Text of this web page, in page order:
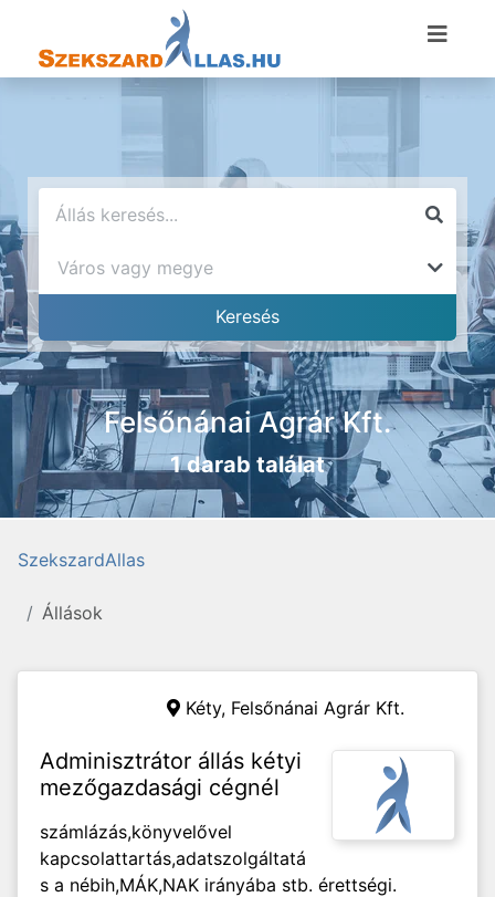
Felsőnánai Agrár Kft.
1 darab találat
SzekszardAllas
Állások
Kéty, Felsőnánai Agrár Kft.
Adminisztrátor állás kétyi
mezőgazdasági cégnél
számlázás,könyvelővel
kapcsolattartás,adatszolgáltatá
s a nébih,MÁK,NAK irányába stb. érettségi.